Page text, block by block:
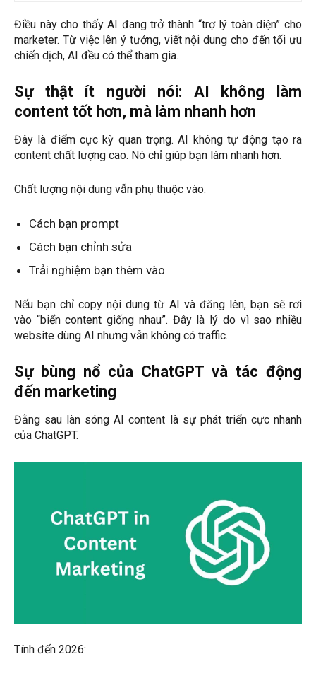
Điều này cho thấy AI đang trở thành “trợ lý toàn diện” cho
marketer. Từ việc lên ý tưởng, viết nội dung cho đến tối ưu
chiến dịch, AI đều có thể tham gia.
Sự thật ít người nói: AI không làm
content tốt hơn, mà làm nhanh hơn
Đây là điểm cực kỳ quan trọng. AI không tự động tạo ra
content chất lượng cao. Nó chỉ giúp bạn làm nhanh hơn.
Chất lượng nội dung vẫn phụ thuộc vào:
Cách bạn prompt
Cách bạn chỉnh sửa
Trải nghiệm bạn thêm vào
Nếu bạn chỉ copy nội dung từ AI và đăng lên, bạn sẽ rơi
vào “biển content giống nhau”. Đây là lý do vì sao nhiều
website dùng AI nhưng vẫn không có traffic.
Sự bùng nổ của ChatGPT và tác động
đến marketing
Đằng sau làn sóng AI content là sự phát triển cực nhanh
của ChatGPT.
Tính đến 2026: